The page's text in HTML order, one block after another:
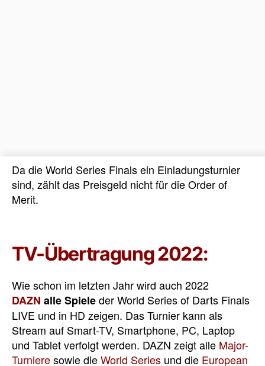
Da die World Series Finals ein Einladungsturnier
sind, zählt das Preisgeld nicht für die Order of
Merit.
TV-Übertragung 2022:
Wie schon im letzten Jahr wird auch 2022
DAZN alle Spieleder World Series of Darts Finals
LIVE und in HD zeigen. Das Turnier kann als
Stream auf Smart-TV, Smartphone, PC, Laptop
und Tablet verfolgt werden. DAZN zeigt alle Major-
Turnieresowie dieWorld Series und die European